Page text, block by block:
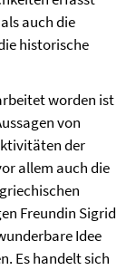
auch die
historische
worden ist
von
der
allem auch die
Freundin Sigrid
Idee
Es handelt sich